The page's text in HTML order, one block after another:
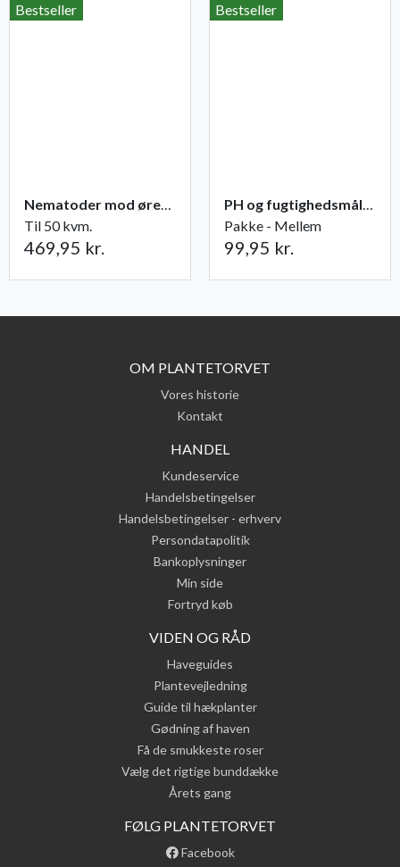
Bestseller
Nematoder mod øresnudebillelarver
Til 50 kvm.
469,95 kr.
Bestseller
PH og fugtighedsmåler
Pakke - Mellem
99,95 kr.
OM PLANTETORVET
Vores historie
Kontakt
HANDEL
Kundeservice
Handelsbetingelser
Handelsbetingelser - erhverv
Persondatapolitik
Bankoplysninger
Min side
Fortryd køb
VIDEN OG RÅD
Haveguides
Plantevejledning
Guide til hækplanter
Gødning af haven
Få de smukkeste roser
Vælg det rigtige bunddække
Årets gang
FØLG PLANTETORVET
Facebook